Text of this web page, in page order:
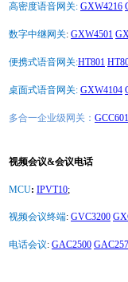
高密度语音网关: GXW4216
数字中继网关: GXW4501
便携式语音网关:HT801
桌面式语音网关: GXW4104
多合一企业级网关：
视频会议&会议电话
MCU: IPVT10;
视频会议终端: GVC3200
电话会议: GAC2500